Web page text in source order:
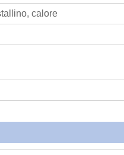
calore